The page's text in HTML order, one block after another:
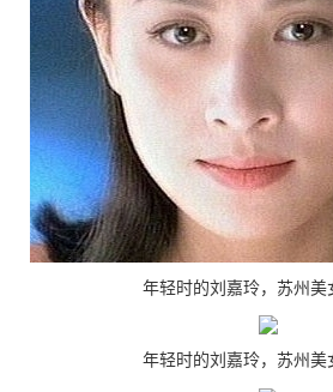
年轻时的刘嘉玲，苏州美
年轻时的刘嘉玲，苏州美